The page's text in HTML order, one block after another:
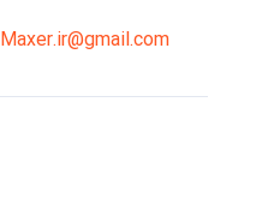
Maxer.ir@gmail.com